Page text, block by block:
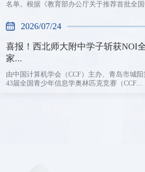
名单。根据《教育部办公厅关于推荐首批全
2026/07/24
喜报！西北师大附中学子斩获NOI
家...
由中国计算机学会（CCF）主办、青岛市城
43届全国青少年信息学奥林匹克竞赛（CCF...